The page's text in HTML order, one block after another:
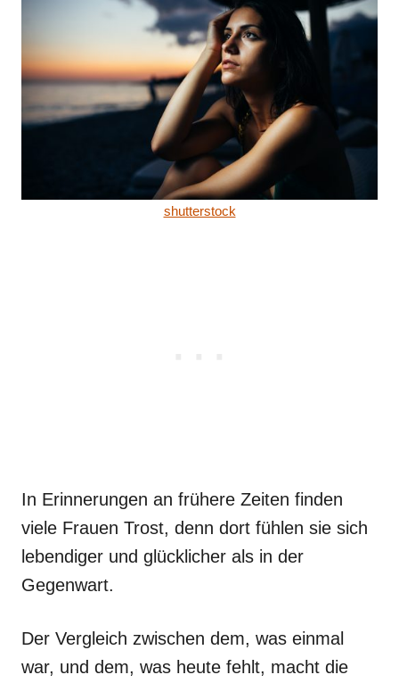
shutterstock
In Erinnerungen an frühere Zeiten finden
viele Frauen Trost, denn dort fühlen sie sich
lebendiger und glücklicher als in der
Gegenwart.
Der Vergleich zwischen dem, was einmal
war, und dem, was heute fehlt, macht die